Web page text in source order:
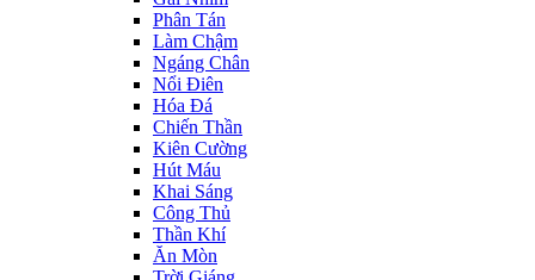
Phân Tán
Làm Chậm
Ngáng Chân
Nổi Điên
Hóa Đá
Chiến Thần
Kiên Cường
Hút Máu
Khai Sáng
Công Thủ
Thần Khí
Ăn Mòn